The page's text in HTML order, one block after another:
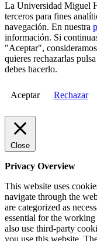
La Universidad Miguel
terceros para fines
navegación. En nuestra
información. Si
"Aceptar",
quieres rechazarlas
debes hacerlo.
Aceptar Rechazar
Close
Privacy Overview
This website uses
navigate through the
are categorized as
essential for the
also use third-party